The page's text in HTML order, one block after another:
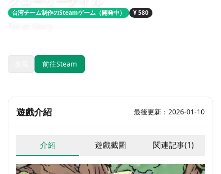
台湾チーム制作のSteamゲーム（開発中） ¥ 580
前往Steam
遊戲介紹 最後更新：2026-01-10
介紹 遊戲截圖 関連記事(1)